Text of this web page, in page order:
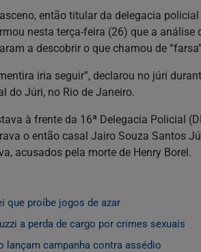
então titular da delegacia
nesta terça-feira (26) que a
a descobrir o que chamou de
iria seguir”, declarou no júri
do Júri, no Rio de Janeiro.
à frente da 16ª Delegacia Policial
o então casal Jairo Souza Santos
acusados pela morte de Henry Borel.
que proíbe jogos de azar
a perda de cargo por crimes sexuais
lançam campanha contra assédio